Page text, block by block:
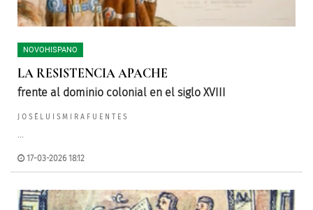
NOVOHISPANO
LA RESISTENCIA APACHE
frente al dominio colonial en el siglo XVIII
J O S É L U I S M I R A F U E N T E S
...
17-03-2026 18:12